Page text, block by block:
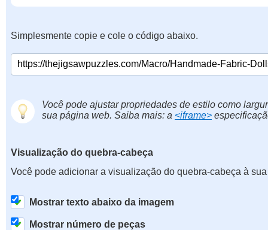
Simplesmente copie e cole o código abaixo.
Você pode ajustar propriedades de estilo como
sua página web. Saiba mais: a <iframe>
Visualização do quebra-cabeça
Você pode adicionar a visualização do quebra-cabeça à
Mostrar texto abaixo da imagem
Mostrar número de peças